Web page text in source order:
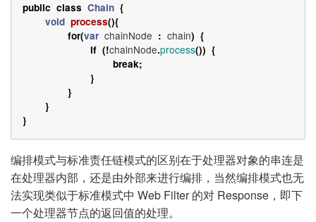
public class Chain {
void process(){
for(var chainNode : chain) {
if (!chainNode.process()) {
break;
}
}
}
}
编排模式与标准责任链模式的区别在于处理器对象的串连是
在处理器内部，还是由外部来进行编排，当然编排模式也无
法实现类似于标准模式中 Web Filter 的对 Response，即下
一个处理器节点的返回值的处理。